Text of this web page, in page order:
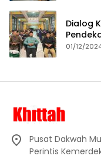
Dialog
01/12/
Pusat Dakwah
Perintis